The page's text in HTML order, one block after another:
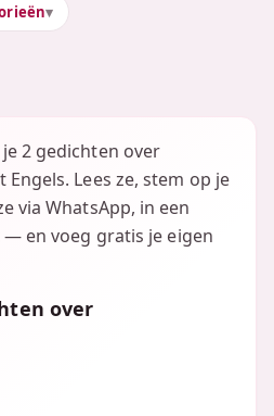
2 gedichten over
Engels. Lees ze, stem op je
via WhatsApp, in een
en voeg gratis je eigen
over